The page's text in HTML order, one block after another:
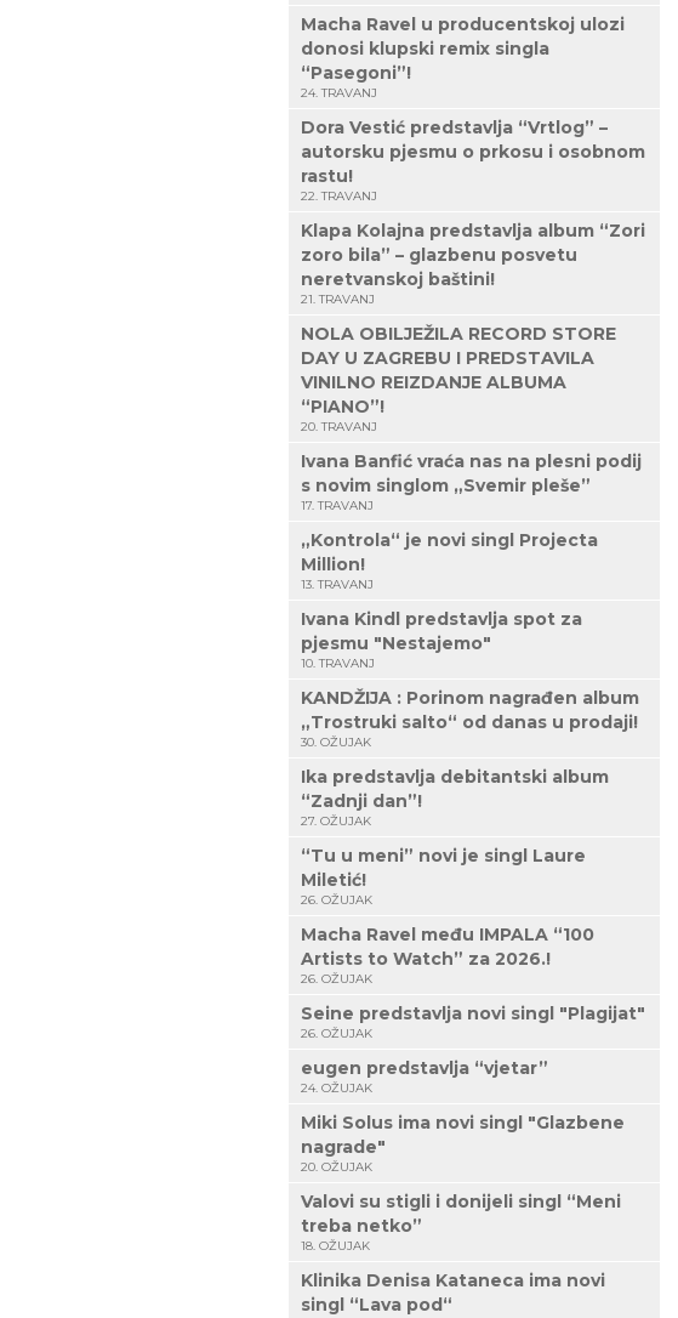
Macha Ravel u producentskoj ulozi
donosi klupski remix singla
“Pasegoni”!
24. TRAVANJ
Dora Vestić predstavlja “Vrtlog” –
autorsku pjesmu o prkosu i osobnom
rastu!
22. TRAVANJ
Klapa Kolajna predstavlja album “Zori
zoro bila” – glazbenu posvetu
neretvanskoj baštini!
21. TRAVANJ
NOLA OBILJEŽILA RECORD STORE
DAY U ZAGREBU I PREDSTAVILA
VINILNO REIZDANJE ALBUMA
“PIANO”!
20. TRAVANJ
Ivana Banfić vraća nas na plesni podij
s novim singlom „Svemir pleše”
17. TRAVANJ
„Kontrola“ je novi singl Projecta
Million!
13. TRAVANJ
Ivana Kindl predstavlja spot za
pjesmu "Nestajemo"
10. TRAVANJ
KANDŽIJA : Porinom nagrađen album
„Trostruki salto“ od danas u prodaji!
30. OŽUJAK
Ika predstavlja debitantski album
“Zadnji dan”!
27. OŽUJAK
“Tu u meni” novi je singl Laure
Miletić!
26. OŽUJAK
Macha Ravel među IMPALA “100
Artists to Watch” za 2026.!
26. OŽUJAK
Seine predstavlja novi singl "Plagijat"
26. OŽUJAK
eugen predstavlja “vjetar”
24. OŽUJAK
Miki Solus ima novi singl "Glazbene
nagrade"
20. OŽUJAK
Valovi su stigli i donijeli singl “Meni
treba netko”
18. OŽUJAK
Klinika Denisa Kataneca ima novi
singl “Lava pod“